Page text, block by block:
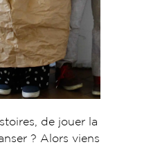
de jouer la
? Alors viens